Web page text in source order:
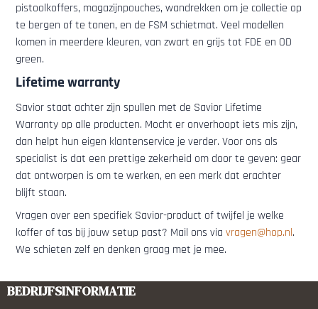
pistoolkoffers, magazijnpouches, wandrekken om je collectie op
te bergen of te tonen, en de FSM schietmat. Veel modellen
komen in meerdere kleuren, van zwart en grijs tot FDE en OD
green.
Lifetime warranty
Savior staat achter zijn spullen met de Savior Lifetime
Warranty op alle producten. Mocht er onverhoopt iets mis zijn,
dan helpt hun eigen klantenservice je verder. Voor ons als
specialist is dat een prettige zekerheid om door te geven: gear
dat ontworpen is om te werken, en een merk dat erachter
blijft staan.
Vragen over een specifiek Savior-product of twijfel je welke
koffer of tas bij jouw setup past? Mail ons via vragen@hop.nl.
We schieten zelf en denken graag met je mee.
BEDRIJFSINFORMATIE